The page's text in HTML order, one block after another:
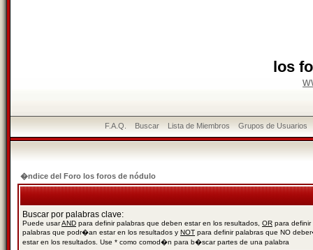
los
F.A.Q. Buscar Lista de Miembros Grupos de Usuarios
�ndice del Foro los foros de nódulo
Buscar por palabras clave:
Puede usarAND para definir palabras que deben estar en los resultados, OR para definir
palabras que podr�an estar en los resultados y NOT para definir palabras que NO
estar en los resultados. Use * como comod�n para b�scar partes de una palabra